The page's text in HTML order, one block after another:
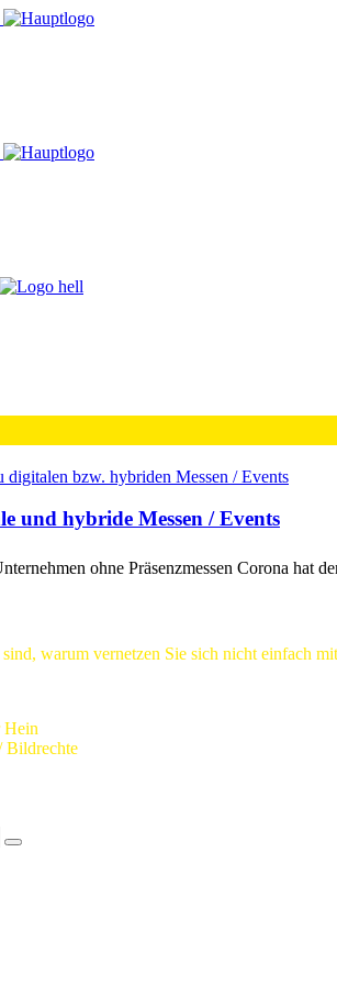
und hybride Messen / Events
ohne Präsenzmessen Corona hat
warum vernetzen Sie sich nicht einfach
Bildrechte